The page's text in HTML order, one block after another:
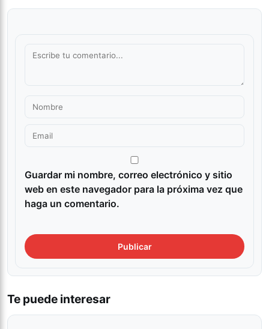
Guardar mi nombre, correo electrónico y sitio
web en este navegador para la próxima vez que
haga un comentario.
Te puede interesar